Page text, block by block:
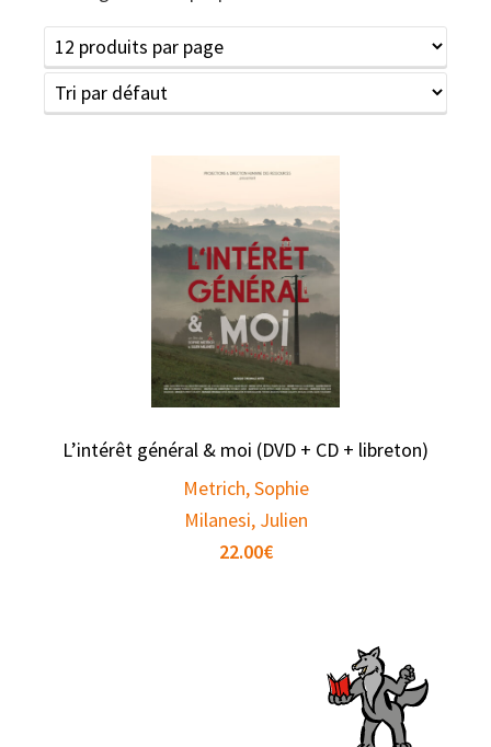
L’intérêt général & moi (DVD + CD + libreton)
Metrich, Sophie
Milanesi, Julien
22.00€